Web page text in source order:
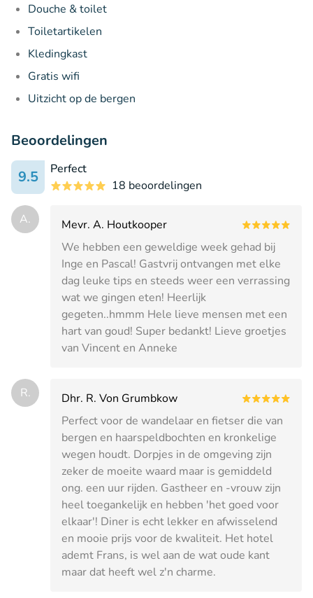
Douche & toilet
Toiletartikelen
Kledingkast
Gratis wifi
Uitzicht op de bergen
Beoordelingen
9.5
Perfect
18 beoordelingen
A.
Mevr. A. Houtkooper
We hebben een geweldige week gehad bij
Inge en Pascal! Gastvrij ontvangen met elke
dag leuke tips en steeds weer een verrassing
wat we gingen eten! Heerlijk
gegeten..hmmm Hele lieve mensen met een
hart van goud! Super bedankt! Lieve groetjes
van Vincent en Anneke
R.
Dhr. R. Von Grumbkow
Perfect voor de wandelaar en fietser die van
bergen en haarspeldbochten en kronkelige
wegen houdt. Dorpjes in de omgeving zijn
zeker de moeite waard maar is gemiddeld
ong. een uur rijden. Gastheer en -vrouw zijn
heel toegankelijk en hebben 'het goed voor
elkaar'! Diner is echt lekker en afwisselend
en mooie prijs voor de kwaliteit. Het hotel
ademt Frans, is wel aan de wat oude kant
maar dat heeft wel z'n charme.